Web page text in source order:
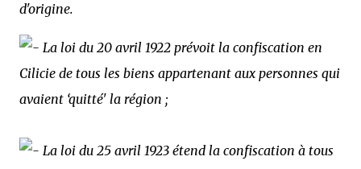
d'origine.
La loi du 20 avril 1922 prévoit la confiscation en
Cilicie de tous les biens appartenant aux personnes qui
avaient ‘quitté' la région ;
La loi du 25 avril 1923 étend la confiscation à tous